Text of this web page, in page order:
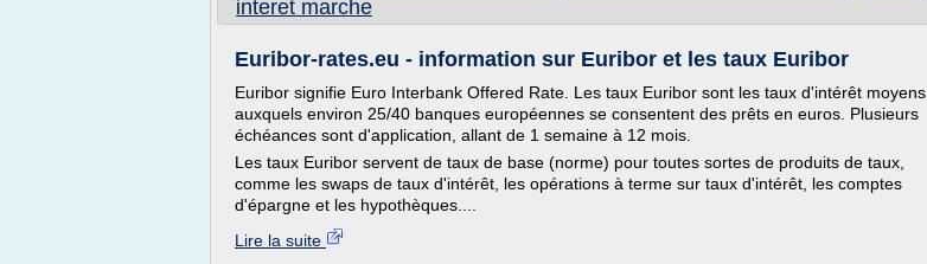
interet marche
Euribor-rates.eu - information sur Euribor et les taux Euribor
Euribor signifie Euro Interbank Offered Rate. Les taux Euribor sont les taux d'intérêt moyens
auxquels environ 25/40 banques européennes se consentent des prêts en euros. Plusieurs
échéances sont d'application, allant de 1 semaine à 12 mois.
Les taux Euribor servent de taux de base (norme) pour toutes sortes de produits de taux,
comme les swaps de taux d'intérêt, les opérations à terme sur taux d'intérêt, les comptes
d'épargne et les hypothèques....
Lire la suite